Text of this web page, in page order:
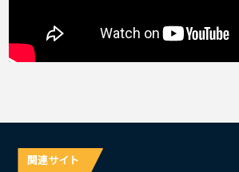
関連サイト